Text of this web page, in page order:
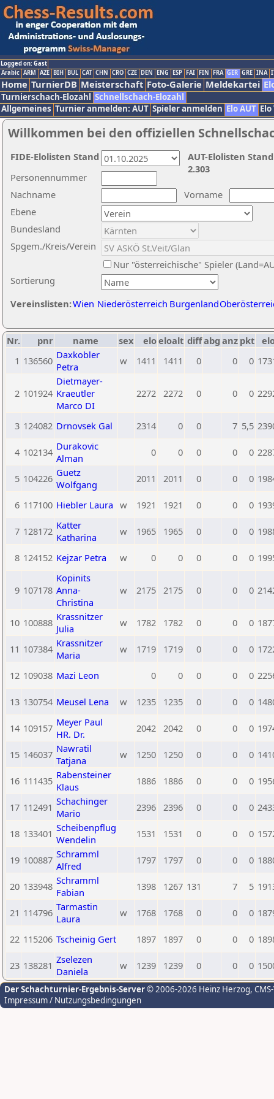
Logged on: Gast
Arabic ARM AZE BIH BUL CAT CHN CRO CZE DEN ENG ESP FAI FIN FRA GER GRE INA
Home TurnierDB Meisterschaft Foto-Galerie Meldekartei
Turnierschach-Elozahl Schnellschach-Elozahl
Allgemeines Turnier anmelden: AUT Spieler anmelden Elo AUT
Willkommen bei den offiziellen
Nachname
Vorname
Ebene
Sortierung
Personennummer
Bundesland
Spgem./Kreis/Verein
Nur "österreichische" Spieler
Vereinslisten:Wien Niederösterreich Burgenland
AUT-Elolisten
2.303
FIDE-Elolisten Stand
Nr. pnr name sex eloeloalt diffabg anz pkt
1 136560 Daxkobler
Petra
w 1411 1411 0 0 0
2 101924
Dietmayer-
Kraeutler
Marco DI
2272 2272 0 0 0
3 124082 Drnovsek Gal 2314 0 0 7 5,5
4 102134 Durakovic
Alman
0 0 0 0 0
5 104226 Guetz
Wolfgang
2011 2011 0 0 0
6 117100 Hiebler Laura w 1921 1921 0 0 0
7 128172 Katter
Katharina
w 1965 1965 0 0 0
8 124152 Kejzar Petra w 0 0 0 0 0
9 107178
Kopinits
Anna-
Christina
w 2175 2175 0 0 0
10 100888 Krassnitzer
Julia
w 1782 1782 0 0 0
11 107384 Krassnitzer
Maria
w 1719 1719 0 0 0
12 109038 Mazi Leon 0 0 0 0 0
13 130754 Meusel Lena w 1235 1235 0 0 0
14 109157 Meyer Paul
HR. Dr.
2042 2042 0 0 0
15 146037 Nawratil
Tatjana
w 1250 1250 0 0 0
16 111435 Rabensteiner
Klaus
1886 1886 0 0 0
17 112491 Schachinger
Mario
2396 2396 0 0 0
18 133401 Scheibenpflug
Wendelin
1531 1531 0 0 0
19 100887 Schramml
Alfred
1797 1797 0 0 0
20 133948 Schramml
Fabian
1398 1267 131 7 5
21 114796 Tarmastin
Laura
w 1768 1768 0 0 0
22 115206 Tscheinig Gert 1897 1897 0 0 0
23 138281 Zselezen
Daniela
w 1239 1239 0 0 0
Der Schachturnier-Ergebnis-Server© 2006-2026 Heinz Herzog,
Impressum / Nutzungsbedingungen